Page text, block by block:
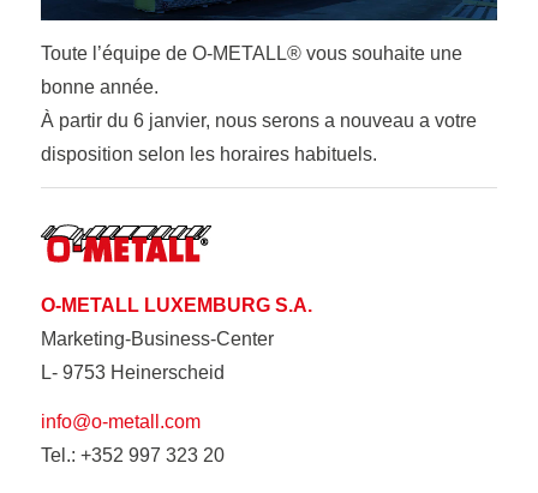
Toute l’équipe de O-METALL® vous souhaite une
bonne année.
À partir du 6 janvier, nous serons a nouveau a votre
disposition selon les horaires habituels.
O-METALL LUXEMBURG S.A.
Marketing-Business-Center
L- 9753 Heinerscheid
info@o-metall.com
Tel.: +352 997 323 20